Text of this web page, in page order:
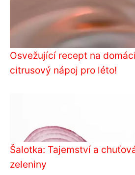
Osvežující recept na
citrusový nápoj pro léto!
Šalotka: Tajemství a
zeleniny